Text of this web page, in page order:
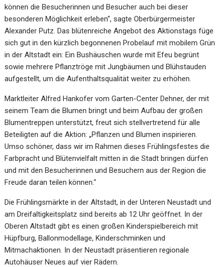
können die Besucherinnen und Besucher auch bei dieser
besonderen Möglichkeit erleben“, sagte Oberbürgermeister
Alexander Putz. Das blütenreiche Angebot des Aktionstags füge
sich gut in den kürzlich begonnenen Probelauf mit mobilem Grün
in der Altstadt ein: Ein Bushäuschen wurde mit Efeu begrünt
sowie mehrere Pflanztröge mit Jungbäumen und Blühstauden
aufgestellt, um die Aufenthaltsqualität weiter zu erhöhen.
Marktleiter Alfred Hankofer vom Garten-Center Dehner, der mit
seinem Team die Blumen bringt und beim Aufbau der großen
Blumentreppen unterstützt, freut sich stellvertretend für alle
Beteiligten auf die Aktion: „Pflanzen und Blumen inspirieren.
Umso schöner, dass wir im Rahmen dieses Frühlingsfestes die
Farbpracht und Blütenvielfalt mitten in die Stadt bringen dürfen
und mit den Besucherinnen und Besuchern aus der Region die
Freude daran teilen können.“
Die Frühlingsmärkte in der Altstadt, in der Unteren Neustadt und
am Dreifaltigkeitsplatz sind bereits ab 12 Uhr geöffnet. In der
Oberen Altstadt gibt es einen großen Kinderspielbereich mit
Hüpfburg, Ballonmodellage, Kinderschminken und
Mitmachaktionen. In der Neustadt präsentieren regionale
Autohäuser Neues auf vier Rädern.